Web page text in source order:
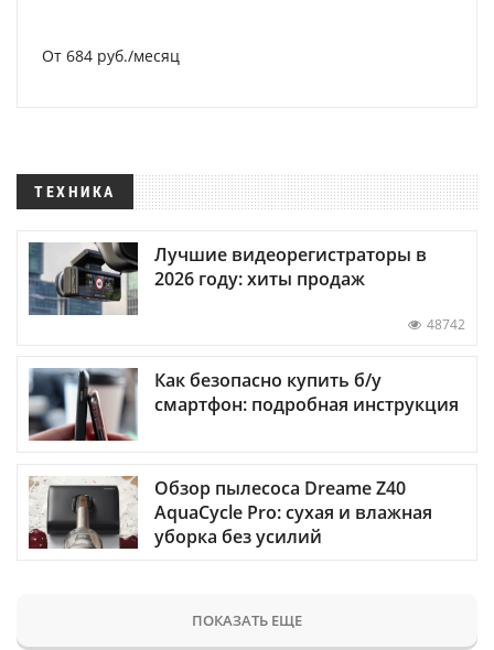
От 684 руб./месяц
ТЕХНИКА
Лучшие видеорегистраторы в
2026 году: хиты продаж
48742
Как безопасно купить б/у
смартфон: подробная инструкция
Обзор пылесоса Dreame Z40
AquaCycle Pro: сухая и влажная
уборка без усилий
ПОКАЗАТЬ ЕЩЕ